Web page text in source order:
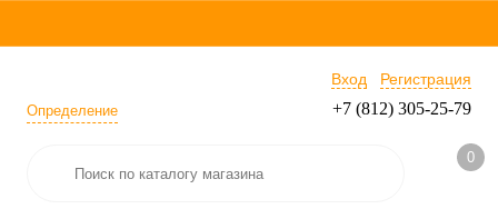
Определение
Вход Регистрация
+7 (812) 305-25-79
0